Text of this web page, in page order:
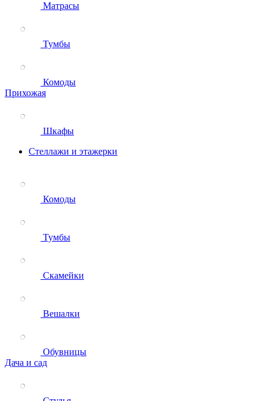
Матрасы
Тумбы
Комоды
Прихожая
Шкафы
Стеллажи и этажерки
Комоды
Тумбы
Скамейки
Вешалки
Обувницы
Дача и сад